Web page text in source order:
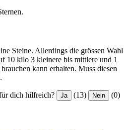
Steine. Allerdings die grössen Wahl
10 kilo 3 kleinere bis mittlere und 1
kann erhalten. Muss diesen
dich hilfreich? Ja (13) Nein (0)